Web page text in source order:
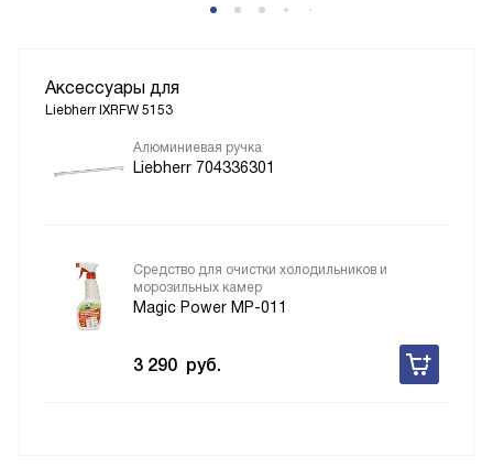
Аксессуары для
Liebherr IXRFW 5153
Алюминиевая ручка
Liebherr 704336301
Средство для очистки холодильников и
морозильных камер
Magic Power MP-011
3 290 руб.